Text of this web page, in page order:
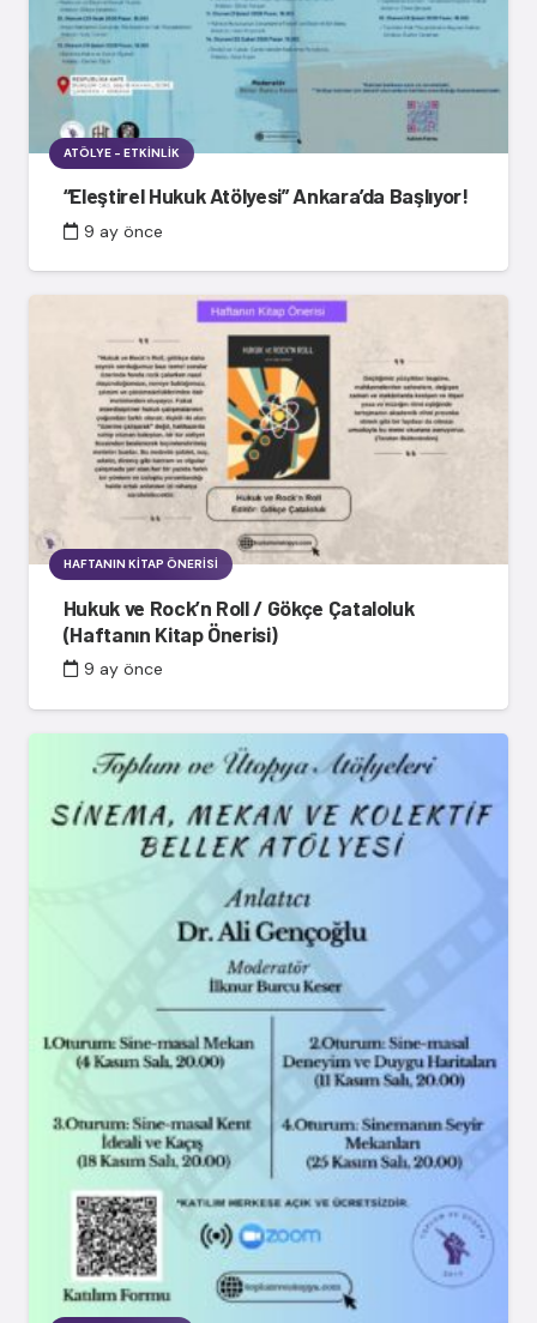
ATÖLYE - ETKINLIK
“Eleştirel Hukuk Atölyesi” Ankara’da Başlıyor!
9 ay önce
HAFTANIN KITAP ÖNERISI
Hukuk ve Rock’n Roll / Gökçe Çataloluk
(Haftanın Kitap Önerisi)
9 ay önce